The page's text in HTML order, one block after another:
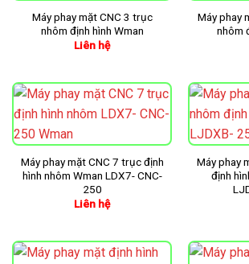
Máy phay mặt CNC 3 trục
nhôm định hình Wman
Liên hệ
Máy phay
nhôm
Máy phay mặt CNC 7 trục định
hình nhôm Wman LDX7- CNC-
250
Liên hệ
Máy phay
định